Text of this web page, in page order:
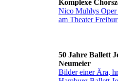
Komplexe
Nico Muhlys Oper
am Theater
50 Jahre Ballett
Neumeier
Bilder einer Ära,